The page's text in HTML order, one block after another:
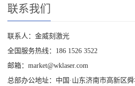
联系我们
联系人：金威刻激光
全国服务热线：186 1526 3522
邮箱：market@wklaser.com
总部办公地址：中国·山东济南市高新区